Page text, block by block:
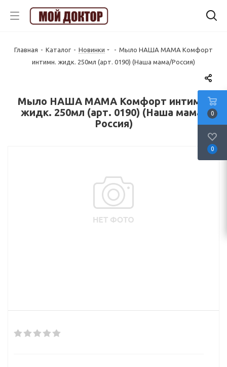
Главная - Каталог - Новинки - Мыло НАША МАМА Комфорт
интимн. жидк. 250мл (арт. 0190) (Наша мама/Россия)
Мыло НАША МАМА Комфорт интимн.
жидк. 250мл (арт. 0190) (Наша мама/
Россия)
0
0